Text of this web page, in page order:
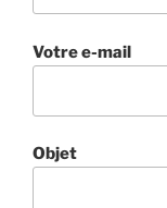
Votre e-mail
Objet